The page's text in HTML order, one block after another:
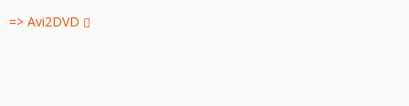
=> Avi2DVD